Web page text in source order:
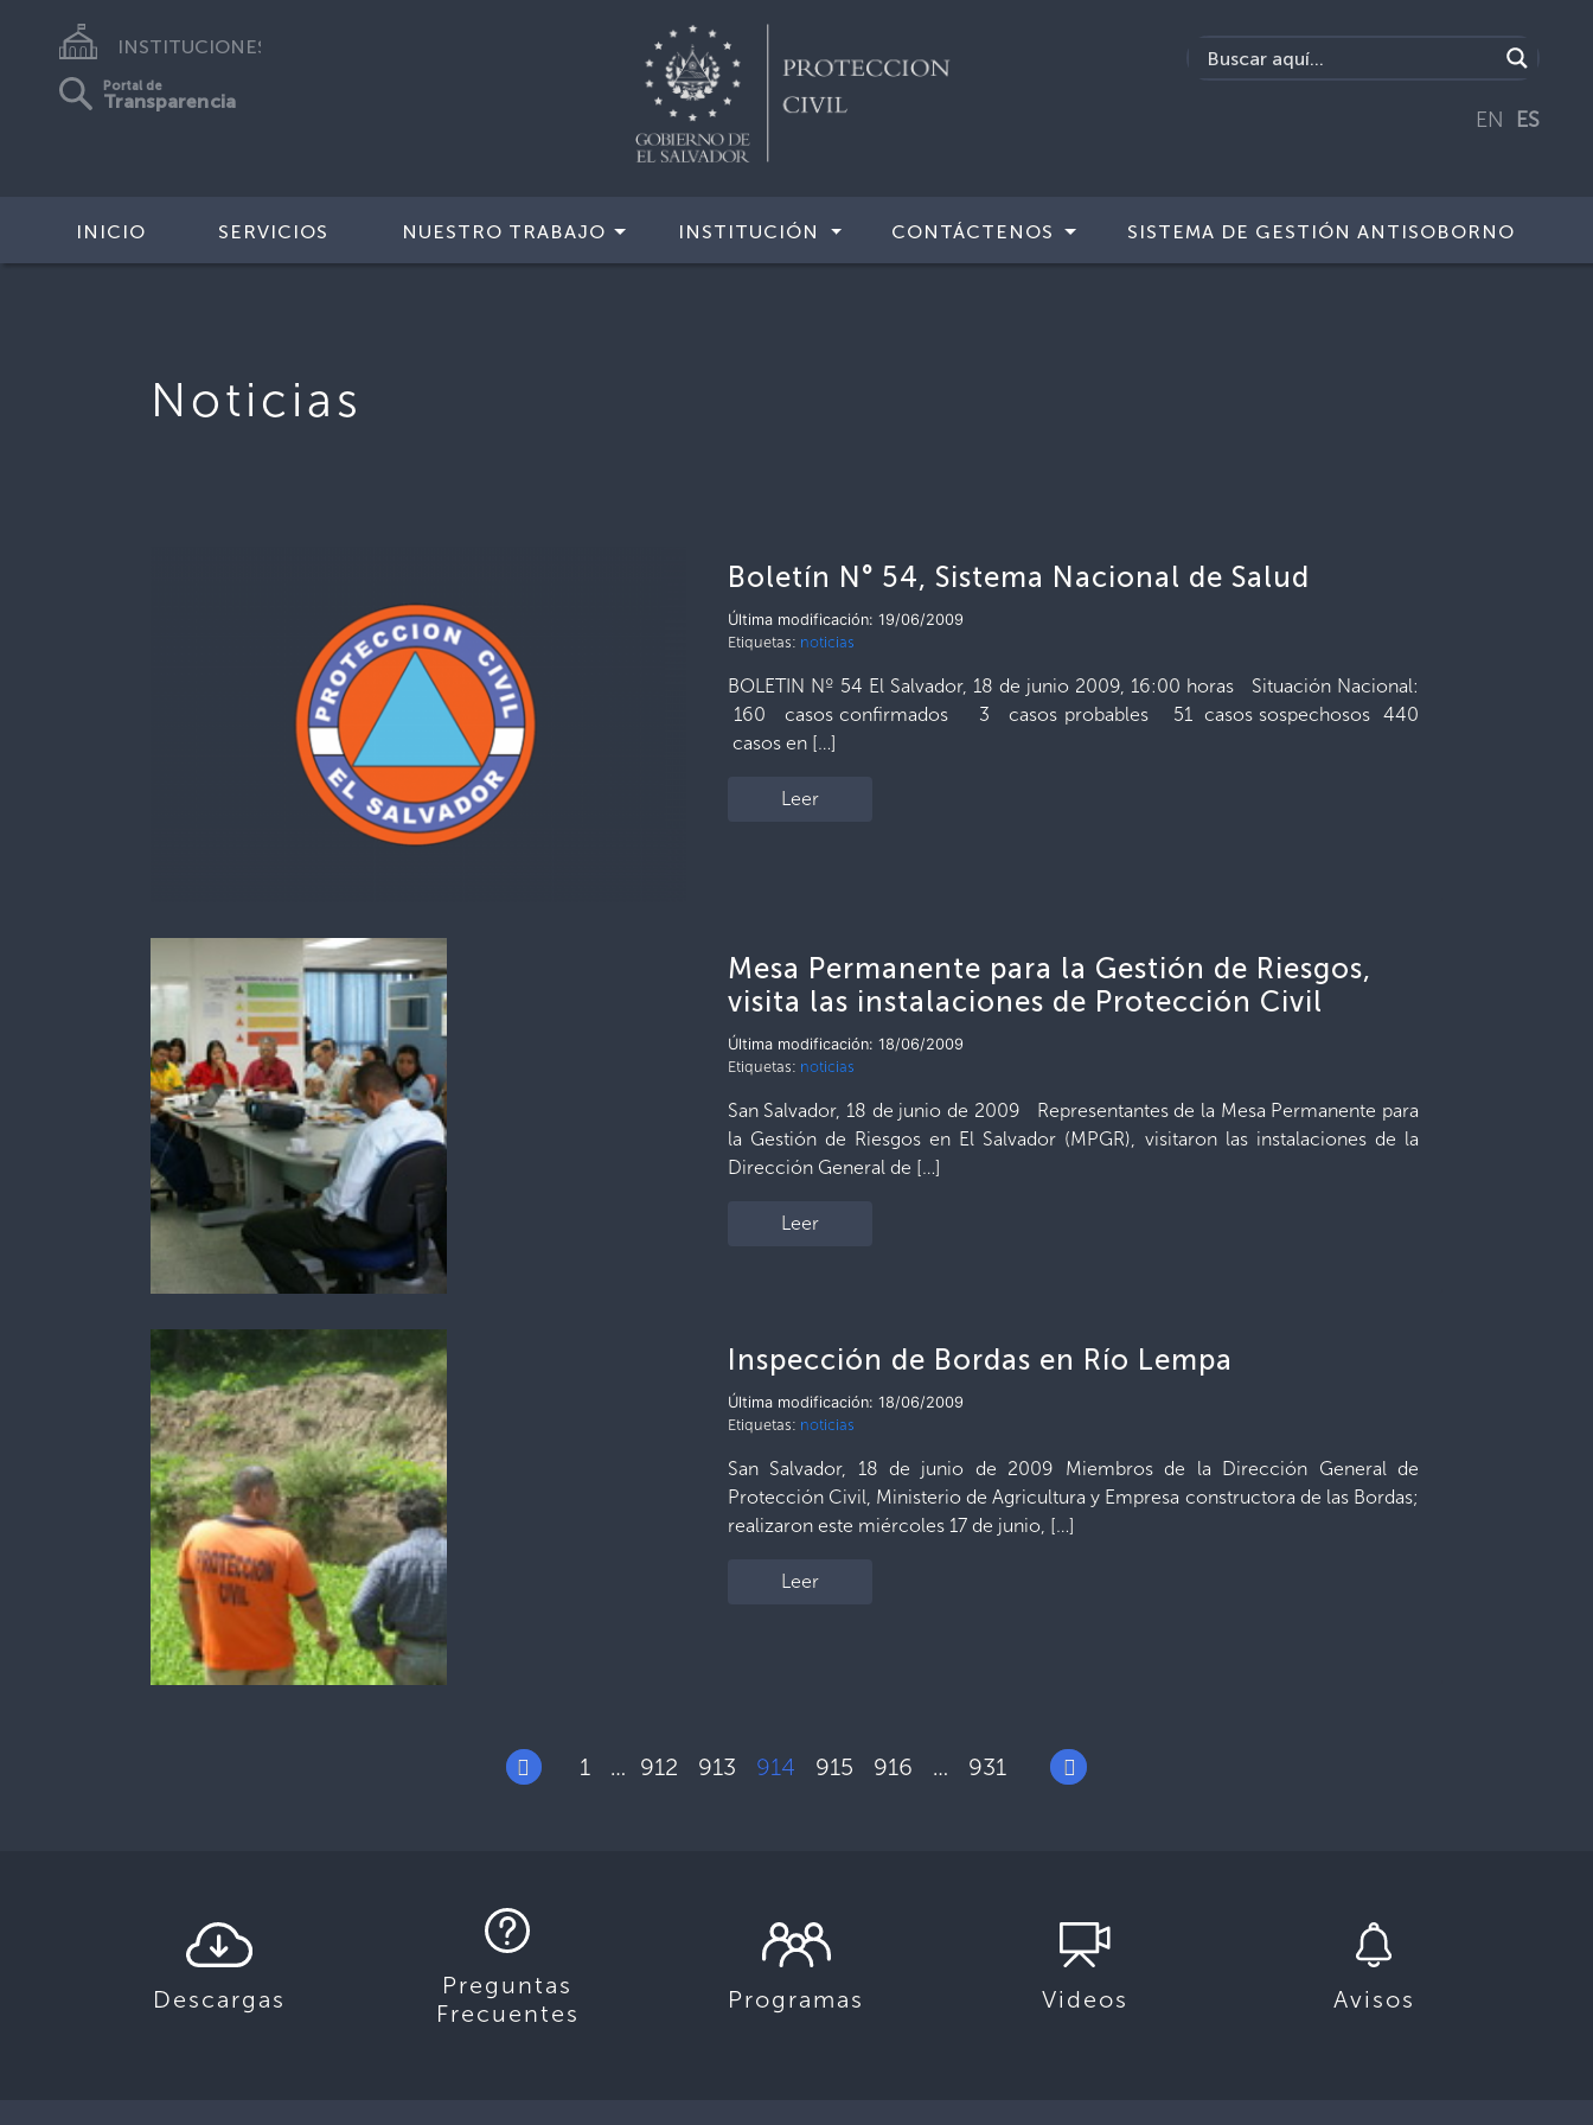
INSTITUCIONES
Portal de
Transparencia
EN ES
INICIO SERVICIOS NUESTRO TRABAJO INSTITUCIÓN CONTÁCTENOS SISTEMA DE GESTIÓN ANTISOBORNO
Noticias
Boletín N° 54, Sistema Nacional de Salud
Última modificación: 19/06/2009
Etiquetas: noticias
BOLETIN Nº 54 El Salvador, 18 de junio 2009, 16:00 horas Situación Nacional:
160 casos confirmados 3 casos probables 51 casos sospechosos 440
casos en […]
Leer
Mesa Permanente para la Gestión de Riesgos,
visita las instalaciones de Protección Civil
Última modificación: 18/06/2009
Etiquetas: noticias
San Salvador, 18 de junio de 2009 Representantes de la Mesa Permanente para
la Gestión de Riesgos en El Salvador (MPGR), visitaron las instalaciones de la
Dirección General de […]
Leer
Inspección de Bordas en Río Lempa
Última modificación: 18/06/2009
Etiquetas: noticias
San Salvador, 18 de junio de 2009 Miembros de la Dirección General de
Protección Civil, Ministerio de Agricultura y Empresa constructora de las Bordas;
realizaron este miércoles 17 de junio, […]
Leer
1 … 912 913 914 915 916 … 931
Descargas
Preguntas
Frecuentes
Programas Videos Avisos